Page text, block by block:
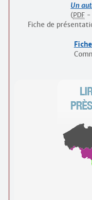
Un
( PDF-
Fiche de